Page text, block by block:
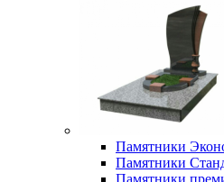
Памятники
Памятники
Памятники